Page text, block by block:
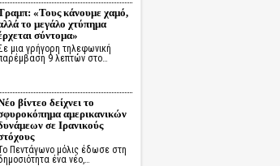
«Τους κάνουμε χαμό,
το μεγάλο χτύπημα
σύντομα»
μια γρήγορη τηλεφωνική
9 λεπτών στο…
βίντεο δείχνει το
αμερικανικών
σε Ιρανικούς
Πεντάγωνο μόλις έδωσε στη
ένα νέο,…